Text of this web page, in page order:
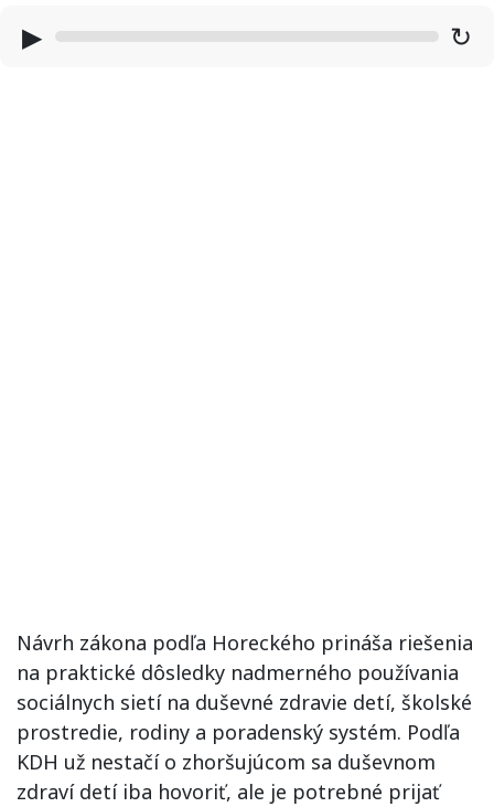
▶ ↻
Návrh zákona podľa Horeckého prináša riešenia
na praktické dôsledky nadmerného používania
sociálnych sietí na duševné zdravie detí, školské
prostredie, rodiny a poradenský systém. Podľa
KDH už nestačí o zhoršujúcom sa duševnom
zdraví detí iba hovoriť, ale je potrebné prijať